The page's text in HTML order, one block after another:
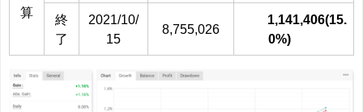
算
終
了
2021/10/
15
8,755,026
1,141,406(15.
0%)